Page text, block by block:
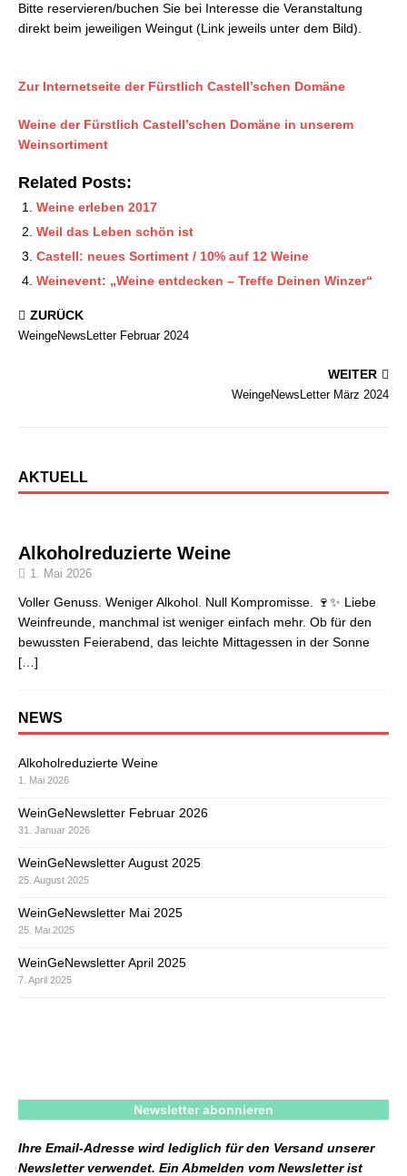
Bitte reservieren/buchen Sie bei Interesse die Veranstaltung
direkt beim jeweiligen Weingut (Link jeweils unter dem Bild).
Zur Internetseite der Fürstlich Castell’schen Domäne
Weine der Fürstlich Castell’schen Domäne in unserem
Weinsortiment
Related Posts:
Weine erleben 2017
Weil das Leben schön ist
Castell: neues Sortiment / 10% auf 12 Weine
Weinevent: „Weine entdecken – Treffe Deinen Winzer“
ZURÜCK
WeingeNewsLetter Februar 2024
WEITER
WeingeNewsLetter März 2024
AKTUELL
Alkoholreduzierte Weine
1. Mai 2026
Voller Genuss. Weniger Alkohol. Null Kompromisse. 🍷✨ Liebe
Weinfreunde, manchmal ist weniger einfach mehr. Ob für den
bewussten Feierabend, das leichte Mittagessen in der Sonne
[…]
NEWS
Alkoholreduzierte Weine
1. Mai 2026
WeinGeNewsletter Februar 2026
31. Januar 2026
WeinGeNewsletter August 2025
25. August 2025
WeinGeNewsletter Mai 2025
25. Mai 2025
WeinGeNewsletter April 2025
7. April 2025
Newsletter abonnieren
Ihre Email-Adresse wird lediglich für den Versand unserer
Newsletter verwendet. Ein Abmelden vom Newsletter ist